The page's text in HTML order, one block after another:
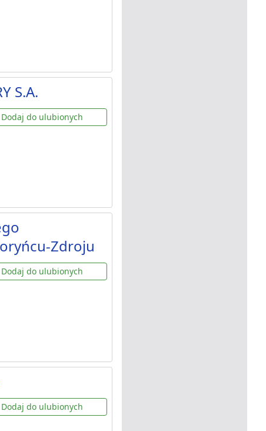
S.A.
Dodaj do ulubionych
Zdroju
Dodaj do ulubionych
Dodaj do ulubionych